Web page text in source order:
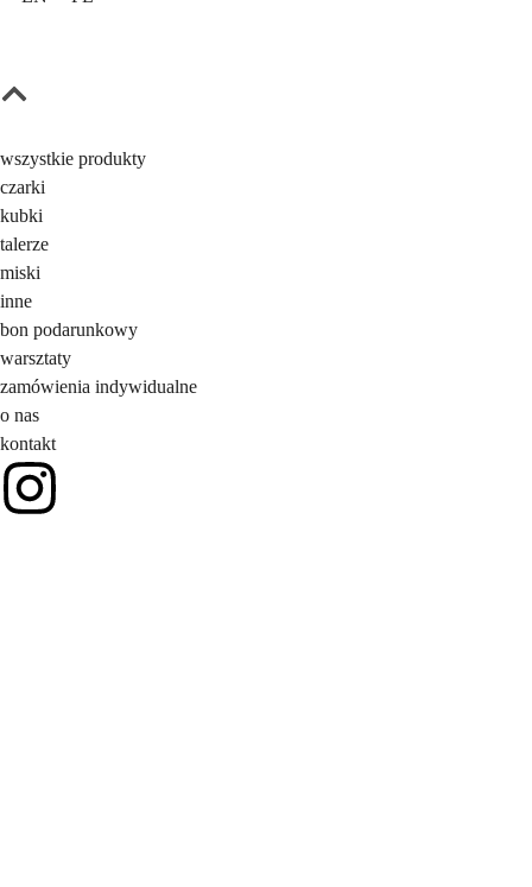
wszystkie produkty
czarki
kubki
talerze
miski
inne
bon podarunkowy
warsztaty
zamówienia indywidualne
o nas
kontakt